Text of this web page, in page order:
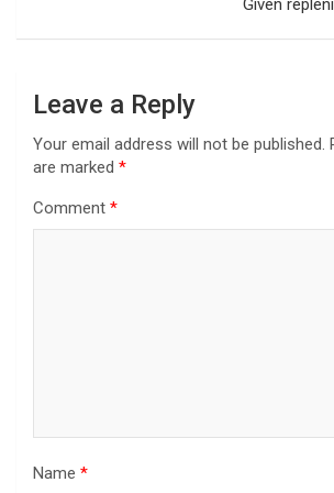
Given
Leave a Reply
Your email address will not be published.
are marked *
Comment *
Name *